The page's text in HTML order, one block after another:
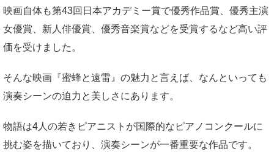
映画自体も第43回日本アカデミー賞で優秀作品賞、優秀主演
女優賞、新人俳優賞、優秀音楽賞などを受賞するなど高い評
価を受けました。
そんな映画『蜜蜂と遠雷』の魅力と言えば、なんといっても
演奏シーンの迫力と美しさにあります。
物語は4人の若きピアニストが国際的なピアノコンクールに
挑む姿を描いており、演奏シーンが一番重要な作品です。